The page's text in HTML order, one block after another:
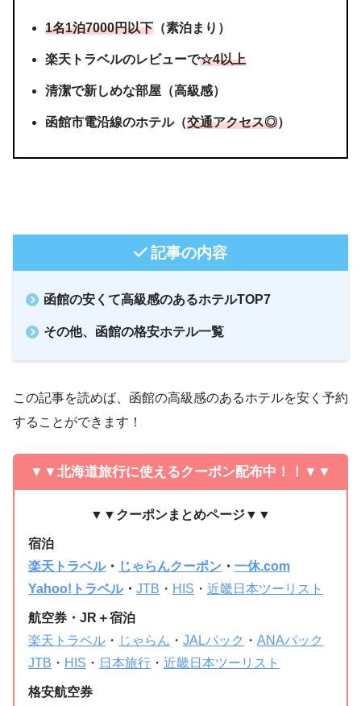
1名1泊7000円以下 （素泊まり）
楽天トラベルのレビューで☆4以上
清潔で新しめな部屋（高級感）
函館市電沿線のホテル（交通アクセス◎）
記事の内容
函館の安くて高級感のあるホテルTOP7
その他、函館の格安ホテル一覧
この記事を読めば、函館の高級感のあるホテルを安く予約
することができます！
▼▼ 北海道旅行に使えるクーポン配布中！！▼▼
▼▼クーポンまとめページ▼▼
宿泊
楽天トラベル・ じゃらんクーポン ・一休.com
Yahoo!トラベル・JTB ・ HIS ・近畿日本ツーリスト
航空券・JR＋宿泊
楽天トラベル ・ じゃらん ・JALパック ・ANAパック
JTB ・ HIS ・ 日本旅行 ・近畿日本ツーリスト
格安航空券